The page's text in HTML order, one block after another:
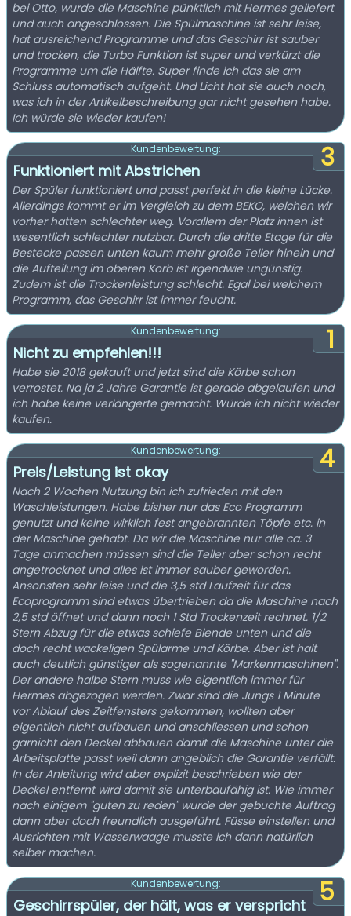
bei Otto, wurde die Maschine pünktlich mit Hermes geliefert
und auch angeschlossen. Die Spülmaschine ist sehr leise,
hat ausreichend Programme und das Geschirr ist sauber
und trocken, die Turbo Funktion ist super und verkürzt die
Programme um die Hälfte. Super finde ich das sie am
Schluss automatisch aufgeht. Und Licht hat sie auch noch,
was ich in der Artikelbeschreibung gar nicht gesehen habe.
Ich würde sie wieder kaufen!
3
Kundenbewertung:
Funktioniert mit Abstrichen
Der Spüler funktioniert und passt perfekt in die kleine Lücke.
Allerdings kommt er im Vergleich zu dem BEKO, welchen wir
vorher hatten schlechter weg. Vorallem der Platz innen ist
wesentlich schlechter nutzbar. Durch die dritte Etage für die
Bestecke passen unten kaum mehr große Teller hinein und
die Aufteilung im oberen Korb ist irgendwie ungünstig.
Zudem ist die Trockenleistung schlecht. Egal bei welchem
Programm, das Geschirr ist immer feucht.
1
Kundenbewertung:
Nicht zu empfehlen!!!
Habe sie 2018 gekauft und jetzt sind die Körbe schon
verrostet. Na ja 2 Jahre Garantie ist gerade abgelaufen und
ich habe keine verlängerte gemacht. Würde ich nicht wieder
kaufen.
4
Kundenbewertung:
Preis/Leistung ist okay
Nach 2 Wochen Nutzung bin ich zufrieden mit den
Waschleistungen. Habe bisher nur das Eco Programm
genutzt und keine wirklich fest angebrannten Töpfe etc. in
der Maschine gehabt. Da wir die Maschine nur alle ca. 3
Tage anmachen müssen sind die Teller aber schon recht
angetrocknet und alles ist immer sauber geworden.
Ansonsten sehr leise und die 3,5 std Laufzeit für das
Ecoprogramm sind etwas übertrieben da die Maschine nach
2,5 std öffnet und dann noch 1 Std Trockenzeit rechnet. 1/2
Stern Abzug für die etwas schiefe Blende unten und die
doch recht wackeligen Spülarme und Körbe. Aber ist halt
auch deutlich günstiger als sogenannte "Markenmaschinen".
Der andere halbe Stern muss wie eigentlich immer für
Hermes abgezogen werden. Zwar sind die Jungs 1 Minute
vor Ablauf des Zeitfensters gekommen, wollten aber
eigentlich nicht aufbauen und anschliessen und schon
garnicht den Deckel abbauen damit die Maschine unter die
Arbeitsplatte passt weil dann angeblich die Garantie verfällt.
In der Anleitung wird aber explizit beschrieben wie der
Deckel entfernt wird damit sie unterbaufähig ist. Wie immer
nach einigem "guten zu reden" wurde der gebuchte Auftrag
dann aber doch freundlich ausgeführt. Füsse einstellen und
Ausrichten mit Wasserwaage musste ich dann natürlich
selber machen.
5
Kundenbewertung:
Geschirrspüler, der hält, was er verspricht